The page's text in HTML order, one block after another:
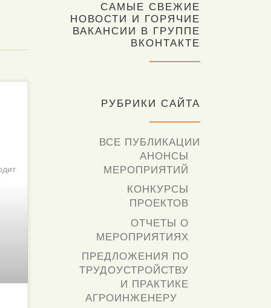
САМЫЕ СВЕЖИЕ
НОВОСТИ И ГОРЯЧИЕ
ВАКАНСИИ В ГРУППЕ
ВКОНТАКТЕ
РУБРИКИ САЙТА
ВСЕ ПУБЛИКАЦИИ
АНОНСЫ
МЕРОПРИЯТИЙ
КОНКУРСЫ
ПРОЕКТОВ
ОТЧЕТЫ О
МЕРОПРИЯТИЯХ
ПРЕДЛОЖЕНИЯ ПО
ТРУДОУСТРОЙСТВУ
И ПРАКТИКЕ
АГРОИНЖЕНЕРУ